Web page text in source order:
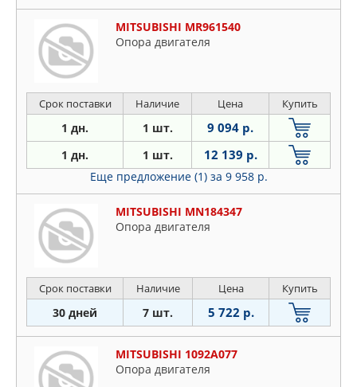
MITSUBISHI MR961540
Опора двигателя
Срок поставки Наличие Цена Купить
1 дн. 1 шт. 9 094 р.
1 дн. 1 шт. 12 139 р.
Еще предложение (1) за 9 958 р.
MITSUBISHI MN184347
Опора двигателя
Срок поставки Наличие Цена Купить
30 дней 7 шт. 5 722 р.
MITSUBISHI 1092A077
Опора двигателя